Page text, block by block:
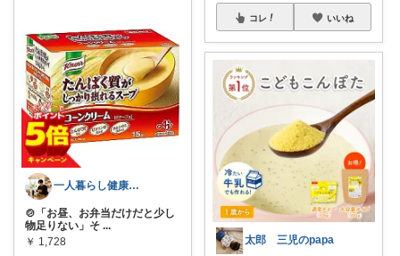
一人暮らし健康ごはんROOM
🍲「お昼、お弁当だけだと少し
物足りない」そ ...
￥ 1,728
コレ いいね
太郎 三児のpapa